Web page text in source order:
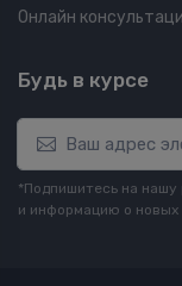
Онлайн
Будь в курсе
*Подпишитесь на нашу
и информацию о новых